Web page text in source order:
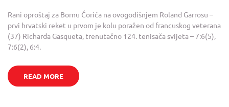
Rani oproštaj za Bornu Ćorića na ovogodišnjem Roland Garrosu –
prvi hrvatski reket u prvom je kolu poražen od francuskog veterana
(37) Richarda Gasqueta, trenutačno 124. tenisača svijeta – 7:6(5),
7:6(2), 6:4.
READ MORE